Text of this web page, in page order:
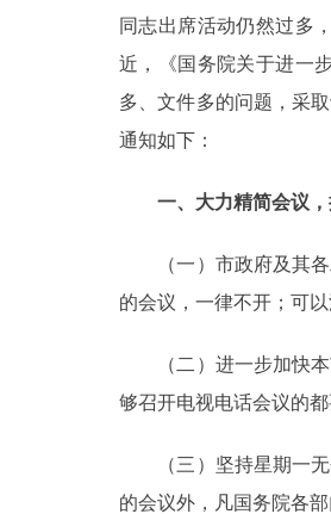
政务服务
个人服务
中介服务
参与调查
同志出席活动仍然过多
近，《国务院关于进一
多、文件多的问题，采
通知如下：
一、大力精简会议
（一）市政府及其各
的会议，一律不开；可
（二）进一步加快本
够召开电视电话会议的
（三）坚持星期一无
的会议外，凡国务院各